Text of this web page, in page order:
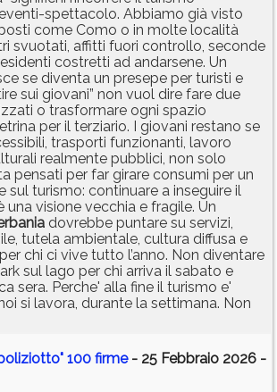
spettacolo. Abbiamo già visto
come Como o in molte località
svuotati, affitti fuori controllo, seconde
costretti ad andarsene. Un
se diventa un presepe per turisti e
sui giovani” non vuol dire fare due
o trasformare ogni spazio
per il terziario. I giovani restano se
trasporti funzionanti, lavoro
realmente pubblici, non solo
pensati per far girare consumi per un
sul turismo: continuare a inseguire il
una visione vecchia e fragile. Un
dovrebbe puntare su servizi,
tutela ambientale, cultura diffusa e
chi ci vive tutto l’anno. Non diventare
sul lago per chi arriva il sabato e
sera. Perche' alla fine il turismo e'
si lavora, durante la settimana. Non
100 firme- 25 Febbraio 2026 -